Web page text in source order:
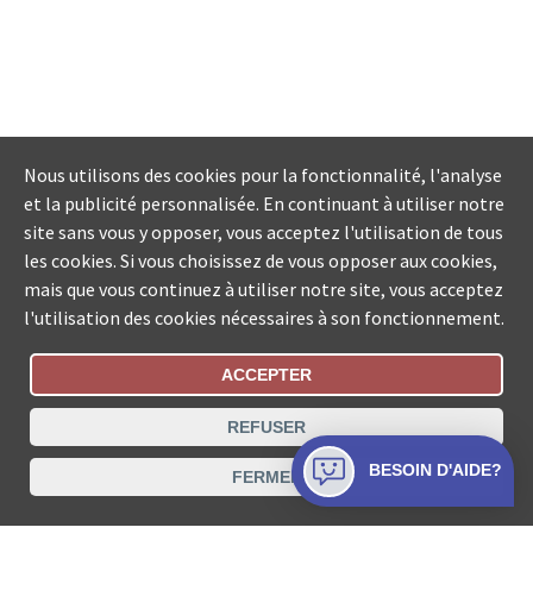
Statut De La Commande
Recherche des offices de Suisse
Protection des données Mentions légales
Conditions d’utilisation Contact
Nous utilisons des cookies pour la fonctionnalité, l'analyse
et la publicité personnalisée. En continuant à utiliser notre
site sans vous y opposer, vous acceptez l'utilisation de tous
les cookies. Si vous choisissez de vous opposer aux cookies,
mais que vous continuez à utiliser notre site, vous acceptez
l'utilisation des cookies nécessaires à son fonctionnement.
ACCEPTER
REFUSER
FERMER BESOIN D'AIDE?